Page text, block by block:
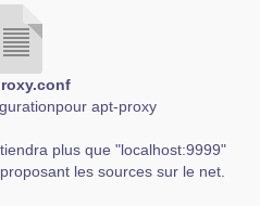
apt-proxy
plus que "localhost:9999"
les sources sur le net.